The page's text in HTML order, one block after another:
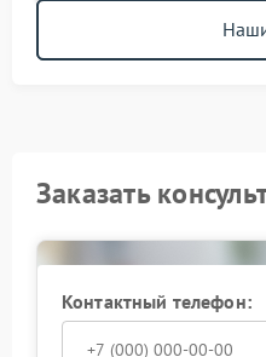
Заказать
Контактный телефон: